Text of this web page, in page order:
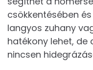
csökkentésében
langyos zuhany
hatékony lehet, de
nincsen